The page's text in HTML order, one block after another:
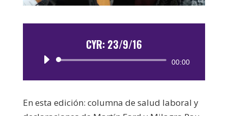
CYR: 23/9/16
Reproductor
00:00
En esta edición: columna de salud laboral y